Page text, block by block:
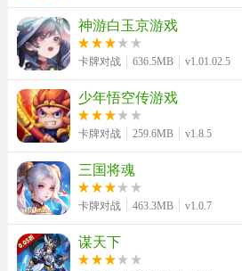
神游白玉京游戏
卡牌对战 636.5MB v1.01.02.5
少年悟空传游戏
卡牌对战 259.6MB v1.8.5
三国将魂
卡牌对战 463.3MB v1.0.7
谋天下